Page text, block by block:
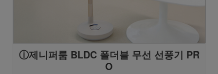
ⓘ제니퍼룸 BLDC 폴더블 무선 선풍기 PR
O